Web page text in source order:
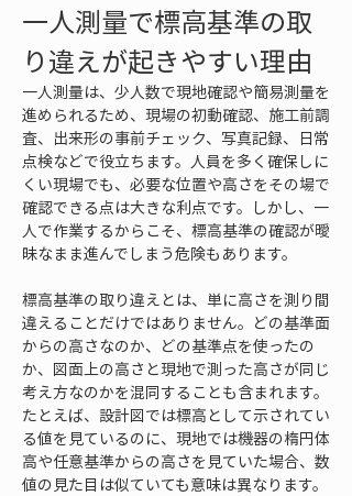
一人測量で標高基準の取
り違えが起きやすい理由
一人測量は、少人数で現地確認や簡易測量を
進められるため、現場の初動確認、施工前調
査、出来形の事前チェック、写真記録、日常
点検などで役立ちます。人員を多く確保しに
くい現場でも、必要な位置や高さをその場で
確認できる点は大きな利点です。しかし、一
人で作業するからこそ、標高基準の確認が曖
昧なまま進んでしまう危険もあります。
標高基準の取り違えとは、単に高さを測り間
違えることだけではありません。どの基準面
からの高さなのか、どの基準点を使ったの
か、図面上の高さと現地で測った高さが同じ
考え方なのかを混同することも含まれます。
たとえば、設計図では標高として示されてい
る値を見ているのに、現地では機器の楕円体
高や任意基準からの高さを見ていた場合、数
値の見た目は似ていても意味は異なります。